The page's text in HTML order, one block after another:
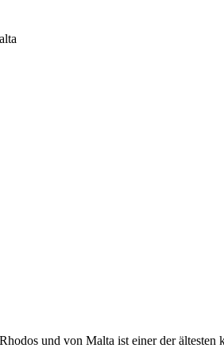
und von Malta ist einer der